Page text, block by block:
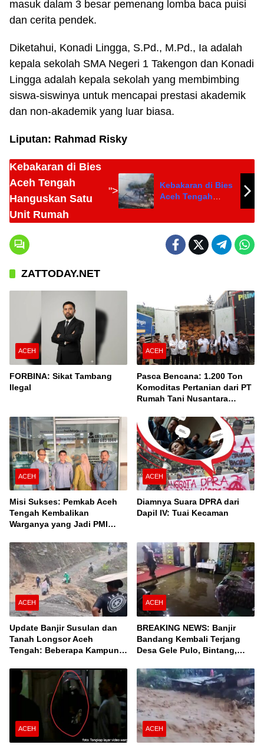
masuk dalam 3 besar pemenang lomba baca puisi
dan cerita pendek.
Diketahui, Konadi Lingga, S.Pd., M.Pd., Ia adalah
kepala sekolah SMA Negeri 1 Takengon dan Konadi
Lingga adalah kepala sekolah yang membimbing
siswa-siswinya untuk mencapai prestasi akademik
dan non-akademik yang luar biasa.
Liputan: Rahmad Risky
Kebakaran di Bies
Aceh Tengah
Hanguskan Satu
Unit Rumah
">
Kebakaran di Bies
Aceh Tengah
ZATTODAY.NET
ACEH
FORBINA: Sikat Tambang
Ilegal
ACEH
Pasca Bencana: 1.200 Ton
Komoditas Pertanian dari PT
Rumah Tani Nusantara
Pasar Nasional
ACEH
Misi Sukses: Pemkab Aceh
Tengah Kembalikan
Warganya yang Jadi PMI
ACEH
Diamnya Suara DPRA dari
Dapil IV: Tuai Kecaman
ACEH
Update Banjir Susulan dan
Tanah Longsor Aceh
Tengah: Beberapa Kampung
ACEH
BREAKING NEWS: Banjir
Bandang Kembali Terjang
Desa Gele Pulo, Bintang,
ACEH ACEH